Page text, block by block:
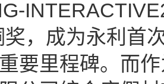
奖，成为永利首
要里程碑。而